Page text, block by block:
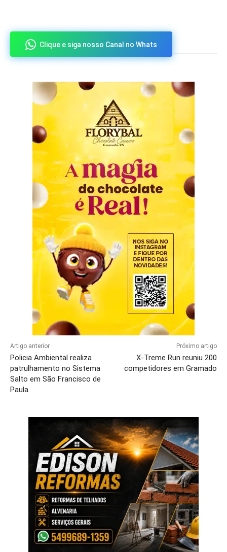
Clique e siga nosso Canal no Whats
Artigo anterior
Policia Ambiental realiza
patrulhamento no Sistema
Salto em São Francisco de
Paula
Próximo artigo
X-Treme Run reuniu 200
competidores em Gramado